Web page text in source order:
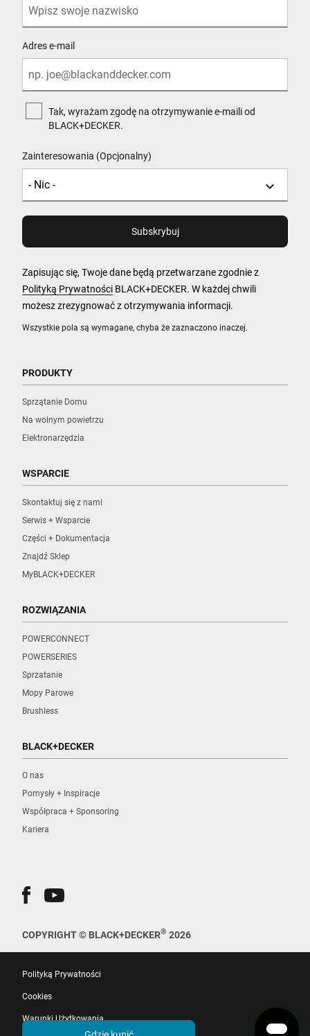
Wszystkie pola są wymagane, chyba że zaznaczono inaczej.
Adres e-mail
Tak, wyrażam zgodę na otrzymywanie e-maili od
BLACK+DECKER.
Zainteresowania (Opcjonalny)
Zapisując się, Twoje dane będą przetwarzane zgodnie z
Polityką Prywatności BLACK+DECKER. W każdej chwili
możesz zrezygnować z otrzymywania informacji.
PRODUKTY
Sprzątanie Domu
Na wolnym powietrzu
Elektronarzędzia
WSPARCIE
Skontaktuj się z nami
Serwis + Wsparcie
Części + Dokumentacja
Znajdź Sklep
MyBLACK+DECKER
ROZWIĄZANIA
POWERCONNECT
POWERSERIES
Sprzatanie
Mopy Parowe
Brushless
BLACK+DECKER
O nas
Pomysły + Inspiracje
Współpraca + Sponsoring
Kariera
COPYRIGHT © BLACK+DECKER® 2026
Polityką Prywatności
Cookies
Warunki Użytkowania